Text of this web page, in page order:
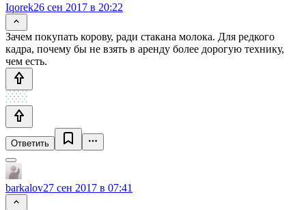
Iqorek26 сен 2017 в 20:22
Зачем покупать корову, ради стакана молока. Для редкого
кадра, почему бы не взять в аренду более дорогую технику,
чем есть.
Ответить
barkalov27 сен 2017 в 07:41